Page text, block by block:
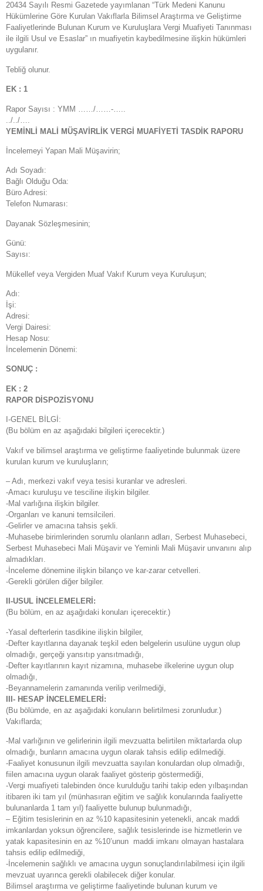
20434 Sayılı Resmi Gazetede yayımlanan “Türk Medeni Kanunu
Hükümlerine Göre Kurulan Vakıflarla Bilimsel Araştırma ve Geliştirme
Faaliyetlerinde Bulunan Kurum ve Kuruluşlara Vergi Muafiyeti Tanınması
ile ilgili Usul ve Esaslar” ın muafiyetin kaybedilmesine ilişkin hükümleri
uygulanır.
Tebliğ olunur.
EK : 1
Rapor Sayısı : YMM ……/……-…..
../../….
YEMİNLİ MALİ MÜŞAVİRLİK VERGİ MUAFİYETİ TASDİK RAPORU
İncelemeyi Yapan Mali Müşavirin;
Adı Soyadı:
Bağlı Olduğu Oda:
Büro Adresi:
Telefon Numarası:
Dayanak Sözleşmesinin;
Günü:
Sayısı:
Mükellef veya Vergiden Muaf Vakıf Kurum veya Kuruluşun;
Adı:
İşi:
Adresi:
Vergi Dairesi:
Hesap Nosu:
İncelemenin Dönemi:
SONUÇ :
EK : 2
RAPOR DİSPOZİSYONU
I-GENEL BİLGİ:
(Bu bölüm en az aşağıdaki bilgileri içerecektir.)
Vakıf ve bilimsel araştırma ve geliştirme faaliyetinde bulunmak üzere
kurulan kurum ve kuruluşların;
– Adı, merkezi vakıf veya tesisi kuranlar ve adresleri.
-Amacı kuruluşu ve tesciline ilişkin bilgiler.
-Mal varlığına ilişkin bilgiler.
-Organları ve kanuni temsilcileri.
-Gelirler ve amacına tahsis şekli.
-Muhasebe birimlerinden sorumlu olanların adları, Serbest Muhasebeci,
Serbest Muhasebeci Mali Müşavir ve Yeminli Mali Müşavir unvanını alıp
almadıkları.
-İnceleme dönemine ilişkin bilanço ve kar-zarar cetvelleri.
-Gerekli görülen diğer bilgiler.
II-USUL İNCELEMELERİ:
(Bu bölüm, en az aşağıdaki konuları içerecektir.)
-Yasal defterlerin tasdikine ilişkin bilgiler,
-Defter kayıtlarına dayanak teşkil eden belgelerin usulüne uygun olup
olmadığı, gerçeği yansıtıp yansıtmadığı,
-Defter kayıtlarının kayıt nizamına, muhasebe ilkelerine uygun olup
olmadığı,
-Beyannamelerin zamanında verilip verilmediği,
III- HESAP İNCELEMELERİ:
(Bu bölümde, en az aşağıdaki konuların belirtilmesi zorunludur.)
Vakıflarda;
-Mal varlığının ve gelirlerinin ilgili mevzuatta belirtilen miktarlarda olup
olmadığı, bunların amacına uygun olarak tahsis edilip edilmediği.
-Faaliyet konusunun ilgili mevzuatta sayılan konulardan olup olmadığı,
fiilen amacına uygun olarak faaliyet gösterip göstermediği,
-Vergi muafiyeti talebinden önce kurulduğu tarihi takip eden yılbaşından
itibaren iki tam yıl (münhasıran eğitim ve sağlık konularında faaliyette
bulunanlarda 1 tam yıl) faaliyette bulunup bulunmadığı,
– Eğitim tesislerinin en az %10 kapasitesinin yetenekli, ancak maddi
imkanlardan yoksun öğrencilere, sağlık tesislerinde ise hizmetlerin ve
yatak kapasitesinin en az %10’unun maddi imkanı olmayan hastalara
tahsis edilip edilmediği,
-İncelemenin sağlıklı ve amacına uygun sonuçlandırılabilmesi için ilgili
mevzuat uyarınca gerekli olabilecek diğer konular.
Bilimsel araştırma ve geliştirme faaliyetinde bulunan kurum ve